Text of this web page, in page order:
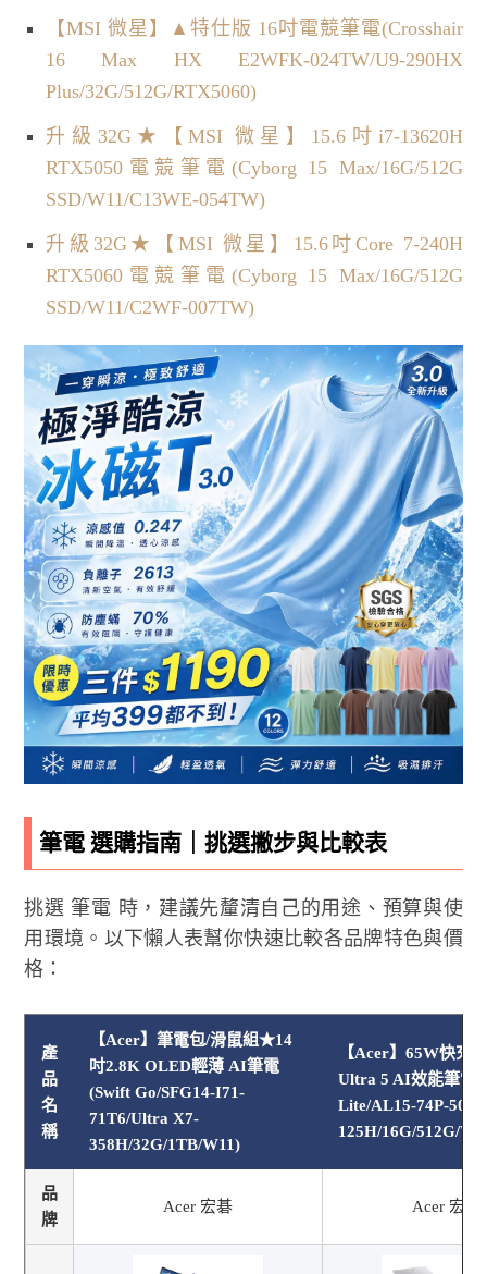
【MSI 微星】▲特仕版 16吋電競筆電(Crosshair
16 Max HX E2WFK-024TW/U9-290HX
Plus/32G/512G/RTX5060)
升級32G★【MSI 微星】15.6吋i7-13620H
RTX5050電競筆電(Cyborg 15 Max/16G/512G
SSD/W11/C13WE-054TW)
升級32G★【MSI 微星】15.6吋Core 7-240H
RTX5060電競筆電(Cyborg 15 Max/16G/512G
SSD/W11/C2WF-007TW)
筆電 選購指南｜挑選撇步與比較表
挑選 筆電 時，建議先釐清自己的用途、預算與使
用環境。以下懶人表幫你快速比較各品牌特色與價
格：
產
品
名
稱
【Acer】筆電包/滑鼠組★14
吋2.8K OLED輕薄 AI筆電
(Swift Go/SFG14-I71-
71T6/Ultra X7-
358H/32G/1TB/W11)
【Acer】65W快充
Ultra 5 AI效能筆電
Lite/AL15-74P-
125H/16G/512G/
品
牌
Acer 宏碁 Acer 宏碁